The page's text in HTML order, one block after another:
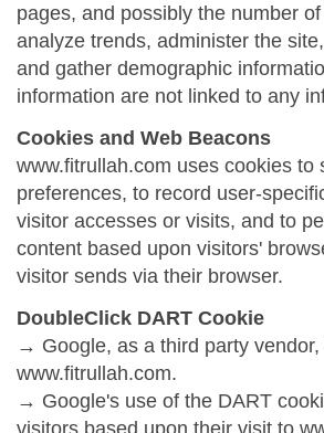
pages, and possibly the number
analyze trends, administer the
and gather demographic
information are not linked to any
Cookies and Web Beacons
www.fitrullah.com uses cookies
preferences, to record user-
visitor accesses or visits, and to
content based upon visitors'
visitor sends via their browser.
DoubleClick DART Cookie
→ Google, as a third party
www.fitrullah.com.
→ Google's use of the DART
visitors based upon their visit to